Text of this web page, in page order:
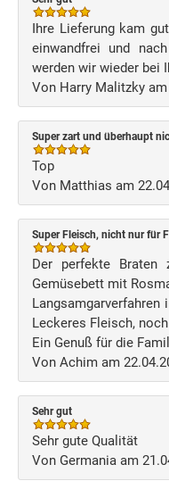
Ihre Lieferung kam
einwandfrei und
werden wir wieder bei
Von Harry Malitzky
Super zart und überhaupt
Top
Von Matthias am
Super Fleisch, nicht nur für
Der perfekte Braten
Gemüsebett mit
Langsamgarverfahren
Leckeres Fleisch,
Ein Genuß für die
Von Achim am
Sehr gut
Sehr gute Qualität
Von Germania am